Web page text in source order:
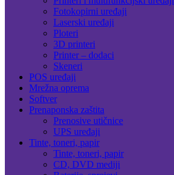
Fotokopirni uređaji
Laserski uređaji
Ploteri
3D printeri
Printer – dodaci
Skeneri
POS uređaji
Mrežna oprema
Softver
Prenaponska zaštita
Prenosive utičnice
UPS uređaji
Tinte, toneri, papir
Tinte, toneri, papir
CD, DVD mediji